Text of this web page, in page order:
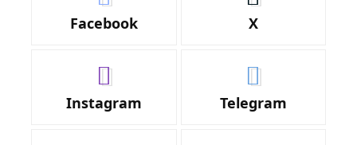
Facebook X
Instagram Telegram